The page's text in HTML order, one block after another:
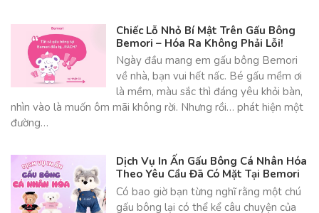
Chiếc Lỗ Nhỏ Bí Mật Trên Gấu Bông
Bemori – Hóa Ra Không Phải Lỗi!
Ngày đầu mang em gấu bông Bemori
về nhà, bạn vui hết nấc. Bé gấu mềm ơi
là mềm, màu sắc thì đáng yêu khỏi bàn,
nhìn vào là muốn ôm mãi không rời. Nhưng rồi… phát hiện một
đường…
Dịch Vụ In Ấn Gấu Bông Cá Nhân Hóa
Theo Yêu Cầu Đã Có Mặt Tại Bemori
Có bao giờ bạn từng nghĩ rằng một chú
gấu bông lại có thể kể câu chuyện của